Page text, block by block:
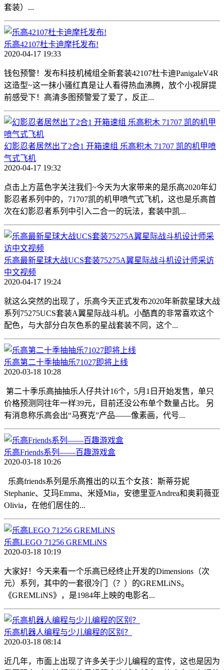
套装）...
乐高42107杜卡迪摩托发布!
2020-04-17 19:33
钱包预警！发布科技机械组全新套装42107杜卡迪PanigaleV4R
这造型~这一抹小骚红真是让人看得热血沸腾，放个小视屏提
前感受下！高清多图预警爱了爱了，反正...
幻影忍者居然出了2合1 开箱速组 乐高积木 71707 凯的机甲喷
气式飞机
2020-04-17 19:32
点击上方蓝色字关注我们~今天为大家带来的是乐高2020年幻
影忍者系列中的，71707凯的机甲喷气式飞机，这也是乐高首
次在幻影忍者系列中引入二合一的玩法，套装中凯...
乐高最新星球大战UCS套装75275A翼星际战斗机设计师采访
中文视频
2020-04-17 19:24
就这么突然的出现了，乐高今天正式发布2020年新款星球大战
系列75275UCS套装A翼星际战斗机。小酷真的非常喜欢这个
配色，与大部分白灰色系的星战套装不同，这个...
乐高第二十季抽抽乐71027即将上线
2020-03-18 10:28
第二十季乐高抽抽乐人仔共计16个，5月1日开始发售，单只
价格预测同往年一样39元，目前还没公布单个数量占比。 另
有消息称乐高会出“马赛克”产品——像素画，代号...
乐高Friends系列——百趣游戏盒
2020-03-18 10:26
乐高friends系列是乐高推出的以五个女孩：斯蒂芬妮
Stephanie、艾玛Emma、米娅Mia，安德里亚Andrea和奥莉薇亚
Olivia，在他们居住的...
乐高LEGO 71256 GREMLiNS
2020-03-18 10:19
大家好！今天来看一个乐高已经终止开发的Dimensions（次
元）系列，其中的一套很冷门（？）的GREMLiNS。
《GREMLiNS》，是1984年上映的电影名...
乐高机器人编程与少儿编程的区别？
2020-03-18 08:14
近几年，市面上出现了许多关于少儿编程的宣传，这也是因为